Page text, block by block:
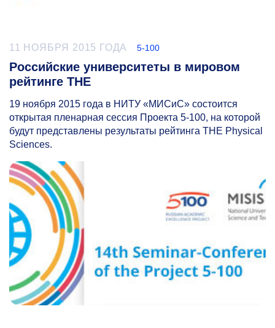
11 НОЯБРЯ 2015 ГОДА 5-100
Российские университеты в мировом
рейтинге THE
19 ноября 2015 года в НИТУ «МИСиС» состоится
открытая пленарная сессия Проекта 5-100, на которой
будут представлены результаты рейтинга THE Physical
Sciences.